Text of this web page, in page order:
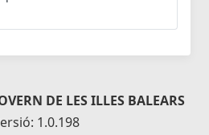
DE LES ILLES BALEARS
1.0.198